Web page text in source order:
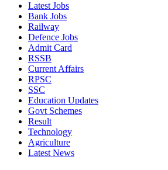
Latest Jobs
Bank Jobs
Railway
Defence Jobs
Admit Card
RSSB
Current Affairs
RPSC
SSC
Education Updates
Govt Schemes
Result
Technology
Agriculture
Latest News